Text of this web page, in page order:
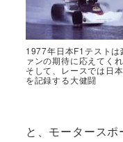
1977年日本F1テストは
ァンの期待に応えてくれ
そして、レースでは日
を記録する大健闘
と、モータース